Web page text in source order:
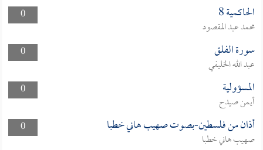
0
الحاكمية 8
محمد عبد المقصود
0
سورة الفلق
عبد الله الخليفي
0
المسؤولية
أيمن صيدح
0
أذان من فلسطين-بصوت صهيب هاني خطبا
صهيب هاني خطبا